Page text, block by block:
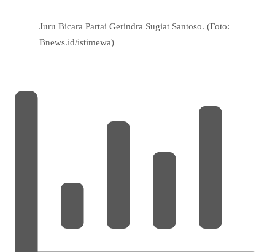
Juru Bicara Partai Gerindra Sugiat Santoso. (Foto:
Bnews.id/istimewa)